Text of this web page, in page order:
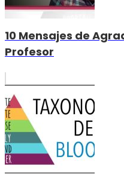
10 Mensajes de
Profesor